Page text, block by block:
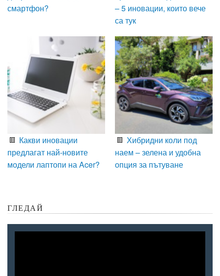
смартфон?
– 5 иновации, които вече
са тук
Какви иновации
предлагат най-новите
модели лаптопи на Acer?
Хибридни коли под
наем – зелена и удобна
опция за пътуване
ГЛЕДАЙ